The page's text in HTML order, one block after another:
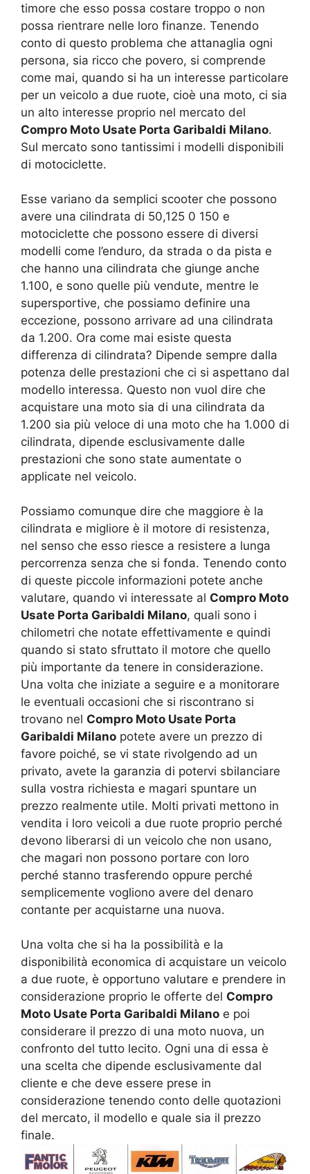
timore che esso possa costare troppo o non
possa rientrare nelle loro finanze. Tenendo
conto di questo problema che attanaglia ogni
persona, sia ricco che povero, si comprende
come mai, quando si ha un interesse particolare
per un veicolo a due ruote, cioè una moto, ci sia
un alto interesse proprio nel mercato del
Compro Moto Usate Porta Garibaldi Milano.
Sul mercato sono tantissimi i modelli disponibili
di motociclette.
Esse variano da semplici scooter che possono
avere una cilindrata di 50,125 0 150 e
motociclette che possono essere di diversi
modelli come l’enduro, da strada o da pista e
che hanno una cilindrata che giunge anche
1.100, e sono quelle più vendute, mentre le
supersportive, che possiamo definire una
eccezione, possono arrivare ad una cilindrata
da 1.200. Ora come mai esiste questa
differenza di cilindrata? Dipende sempre dalla
potenza delle prestazioni che ci si aspettano dal
modello interessa. Questo non vuol dire che
acquistare una moto sia di una cilindrata da
1.200 sia più veloce di una moto che ha 1.000 di
cilindrata, dipende esclusivamente dalle
prestazioni che sono state aumentate o
applicate nel veicolo.
Possiamo comunque dire che maggiore è la
cilindrata e migliore è il motore di resistenza,
nel senso che esso riesce a resistere a lunga
percorrenza senza che si fonda. Tenendo conto
di queste piccole informazioni potete anche
valutare, quando vi interessate al Compro Moto
Usate Porta Garibaldi Milano, quali sono i
chilometri che notate effettivamente e quindi
quando si stato sfruttato il motore che quello
più importante da tenere in considerazione.
Una volta che iniziate a seguire e a monitorare
le eventuali occasioni che si riscontrano si
trovano nel Compro Moto Usate Porta
Garibaldi Milano potete avere un prezzo di
favore poiché, se vi state rivolgendo ad un
privato, avete la garanzia di potervi sbilanciare
sulla vostra richiesta e magari spuntare un
prezzo realmente utile. Molti privati mettono in
vendita i loro veicoli a due ruote proprio perché
devono liberarsi di un veicolo che non usano,
che magari non possono portare con loro
perché stanno trasferendo oppure perché
semplicemente vogliono avere del denaro
contante per acquistarne una nuova.
Una volta che si ha la possibilità e la
disponibilità economica di acquistare un veicolo
a due ruote, è opportuno valutare e prendere in
considerazione proprio le offerte del Compro
Moto Usate Porta Garibaldi Milano e poi
considerare il prezzo di una moto nuova, un
confronto del tutto lecito. Ogni una di essa è
una scelta che dipende esclusivamente dal
cliente e che deve essere prese in
considerazione tenendo conto delle quotazioni
del mercato, il modello e quale sia il prezzo
finale.